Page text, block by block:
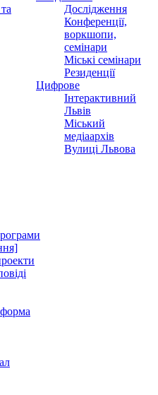
Дослідження
Конференції,
воркшопи,
семінари
Міські семінари
Резиденції
Цифрове
Інтерактивний
Львів
Міський
медіаархів
Вулиці Львова